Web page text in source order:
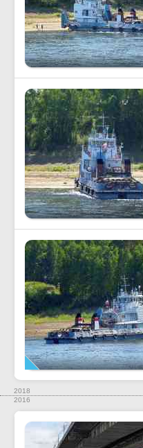
2018
2016